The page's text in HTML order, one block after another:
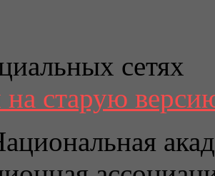
сетях
старую